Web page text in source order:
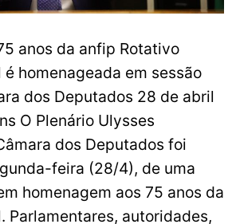
anos da anfip Rotativo
é homenageada em sessão
dos Deputados 28 de abril
O Plenário Ulysses
dos Deputados foi
feira (28/4), de uma
homenagem aos 75 anos da
Parlamentares, autoridades,